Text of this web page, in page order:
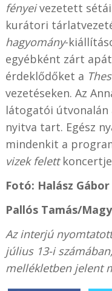
fényeivezetett
kurátori
hagyomány-
egyébként zárt
érdeklődőket a
vezetéseken. Az
látogatói útvonalán
nyitva tart. Egész
mindenkit a
vizek felett
Fotó: Halász
Pallós Tamás/
Az interjú
július 13-i
mellékletben jelent